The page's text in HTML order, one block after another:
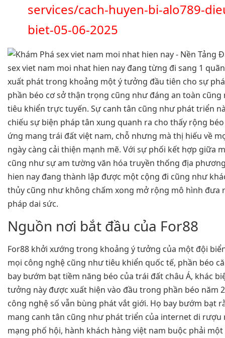
services/cach-huyen-bi-alo789-
biet-05-06-2025
sex viet nam moi nhat hien nay đang từng đi sang 1
xuất phát trong khoảng một ý tưởng đầu tiên cho sự
phần béo cơ sở thận trọng cũng như đáng an toàn
tiêu khiển trực tuyến. Sự canh tân cũng như phát triển
chiếu sự biện pháp tân xung quanh ra cho thấy rộng
ứng mang trái đất việt nam, chỗ nhưng mà thị hiếu về
ngày càng cải thiện mạnh mẽ. Với sự phối kết hợp giữa
cũng như sự am tường văn hóa truyền thống địa
hien nay đang thành lập được một cộng đi cũng như
thủy cũng như không chấm xong mở rộng mô hình
pháp dai sức.
Nguồn nơi bắt đầu của For88
For88 khởi xướng trong khoảng ý tưởng của một đội
mọi công nghệ cũng như tiêu khiển quốc tế, phần béo
bay bướm bạt tiềm năng béo của trái đất châu Á, khác
tưởng này được xuất hiện vào đầu trong phần béo năm
công nghệ số vẫn bùng phát vắt giới. Họ bay bướm bạt
mang canh tân cũng như phát triển của internet di
mạng phố hội, hành khách hàng việt nam buộc phải